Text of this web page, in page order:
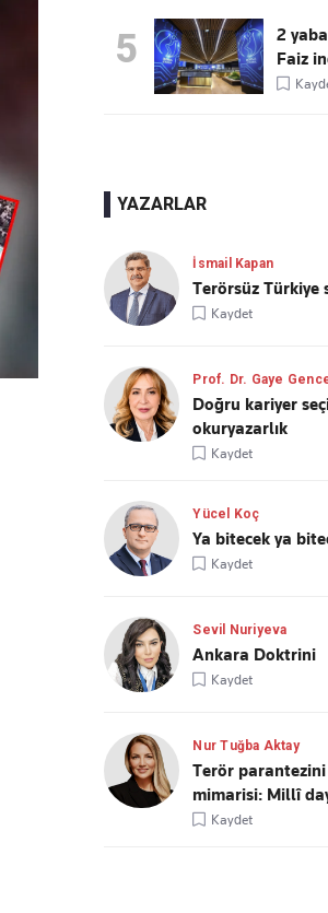
5
2
Faiz
YAZARLAR
İsmail Kapan
Terörsüz
Kaydet
Prof. Dr. Gaye
Doğru kariyer
okuryazarlık
Kaydet
Yücel Koç
Ya bitecek ya
Kaydet
Sevil Nuriyeva
Ankara Doktrini
Kaydet
Nur Tuğba Aktay
Terör
mimarisi: Millî
Kaydet